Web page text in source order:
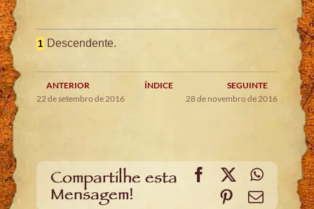
1 Descendente.
ANTERIOR ÍNDICE
SEGUINTE
22 de setembro de 2016
28 de novembro de 2016
Compartilhe esta
Mensagem!
Facebook
X
PinterestEmail